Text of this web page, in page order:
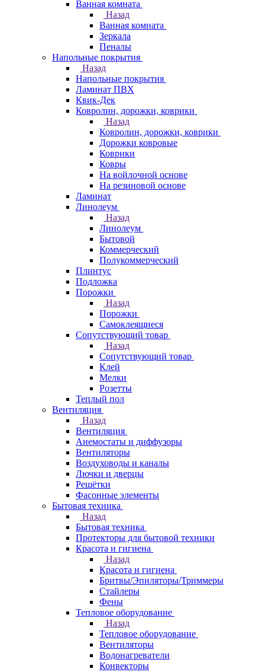
Ванная комната
Назад
Ванная комната
Зеркала
Пеналы
Напольные покрытия
Назад
Напольные покрытия
Ламинат ПВХ
Квик-Дек
Ковролин, дорожки, коврики
Назад
Ковролин, дорожки, коврики
Дорожки ковровые
Коврики
Ковры
На войлочной основе
На резиновой основе
Ламинат
Линолеум
Назад
Линолеум
Бытовой
Коммерческий
Полукоммерческий
Плинтус
Подложка
Порожки
Назад
Порожки
Самоклеящиеся
Сопутствующий товар
Назад
Сопутствующий товар
Клей
Мелки
Розетты
Теплый пол
Вентиляция
Назад
Вентиляция
Анемостаты и диффузоры
Вентиляторы
Воздуховоды и каналы
Лючки и дверцы
Решётки
Фасонные элементы
Бытовая техника
Назад
Бытовая техника
Протекторы для бытовой техники
Красота и гигиена
Назад
Красота и гигиена
Бритвы/Эпиляторы/Триммеры
Стайлеры
Фены
Тепловое оборудование
Назад
Тепловое оборудование
Вентиляторы
Водонагреватели
Конвекторы